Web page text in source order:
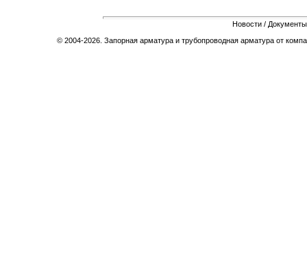
Новости / Документы
© 2004-2026. Запорная арматура и трубопроводная арматура от